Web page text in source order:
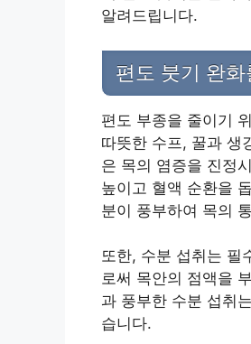
알려드립니다.
편도 붓기 완
편도 부종을 줄이기
따뜻한 수프, 꿀과 생
은 목의 염증을 진정
높이고 혈액 순환을
분이 풍부하여 목의
또한, 수분 섭취는 필
로써 목안의 점액을
과 풍부한 수분 섭취
습니다.